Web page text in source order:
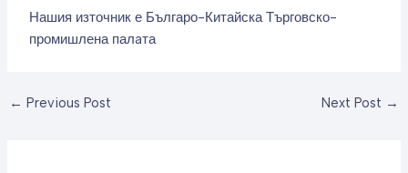
Нашия източник е Българо-Китайска Търговско-
промишлена палaта
← Previous Post Next Post →